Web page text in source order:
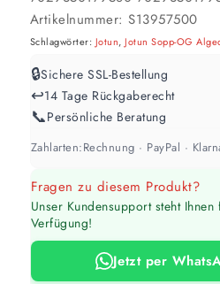
abweichen. Für 10 % Reserve wird
Artikelnummer:S13957500
Schlagwörter: Jotun,Jotun Sopp-OG
🔒Sichere SSL-Bestellung
↩️14 Tage Rückgaberecht
📞Persönliche Beratung
Zahlarten:Rechnung · PayPal ·
Fragen zu diesem Produkt?
Unser Kundensupport steht
Verfügung!
Jetzt per